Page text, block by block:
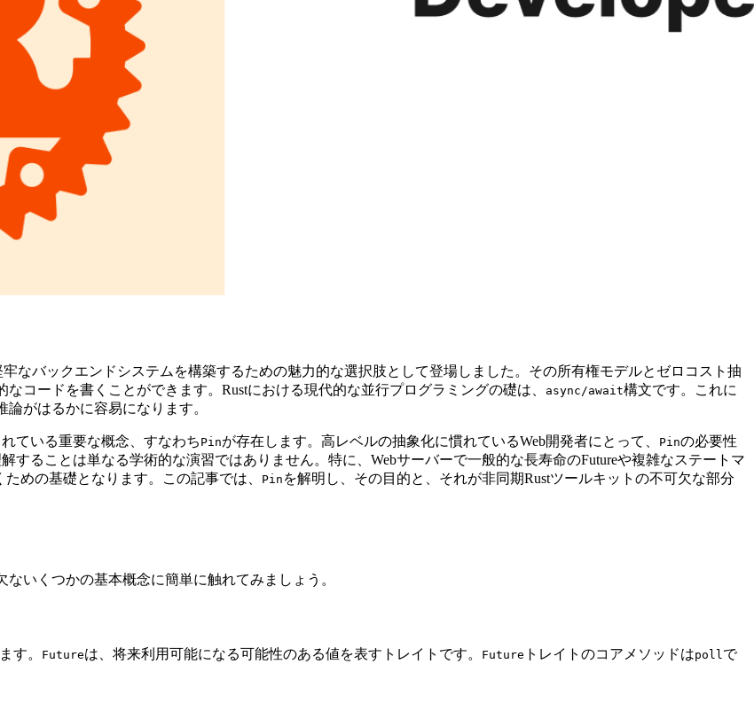
なバックエンドシステムを構築するための魅力的な選択肢として登場しました。その所有権モデルとゼロコスト抽
コードを書くことができます。Rustにおける現代的な並行プログラミングの礎は、
async/await構文です。これに
がはるかに容易になります。
ている重要な概念、すなわち Pinが存在します。高レベルの抽象化に慣れているWeb開発者にとって、 Pinの必要性
解することは単なる学術的な演習ではありません。特に、Webサーバーで一般的な長寿命のFutureや複雑なステートマ
めの基礎となります。この記事では、
Pin を解明し、その目的と、それが非同期Rustツールキットの不可欠な部分
いくつかの基本概念に簡単に触れてみましょう。
す。 Futureは、将来利用可能になる可能性のある値を表すトレイトです。 Future トレイトのコアメソッドはpollで